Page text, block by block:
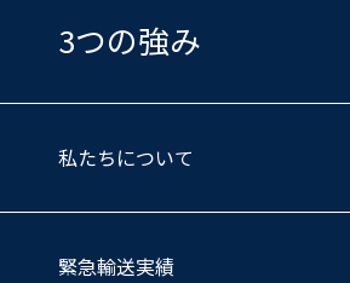
3つの強み
私たちについて
緊急輸送実績